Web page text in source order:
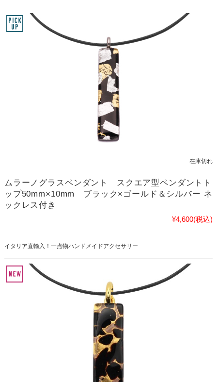
在庫切れ
ムラーノグラスペンダント スクエア型ペンダントト
ップ50mm×10mm ブラック×ゴールド＆シルバー ネ
ックレス付き
¥4,600(税込)
イタリア直輸入！一点物ハンドメイドアクセサリー